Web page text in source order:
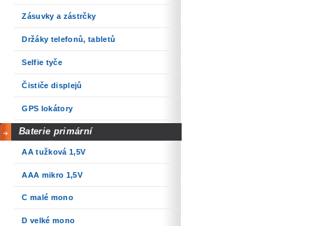
Zásuvky a zástrčky
Držáky telefonů, tabletů
Selfie tyče
Čističe displejů
GPS lokátory
Baterie primární
AA tužková 1,5V
AAA mikro 1,5V
C malé mono
D velké mono